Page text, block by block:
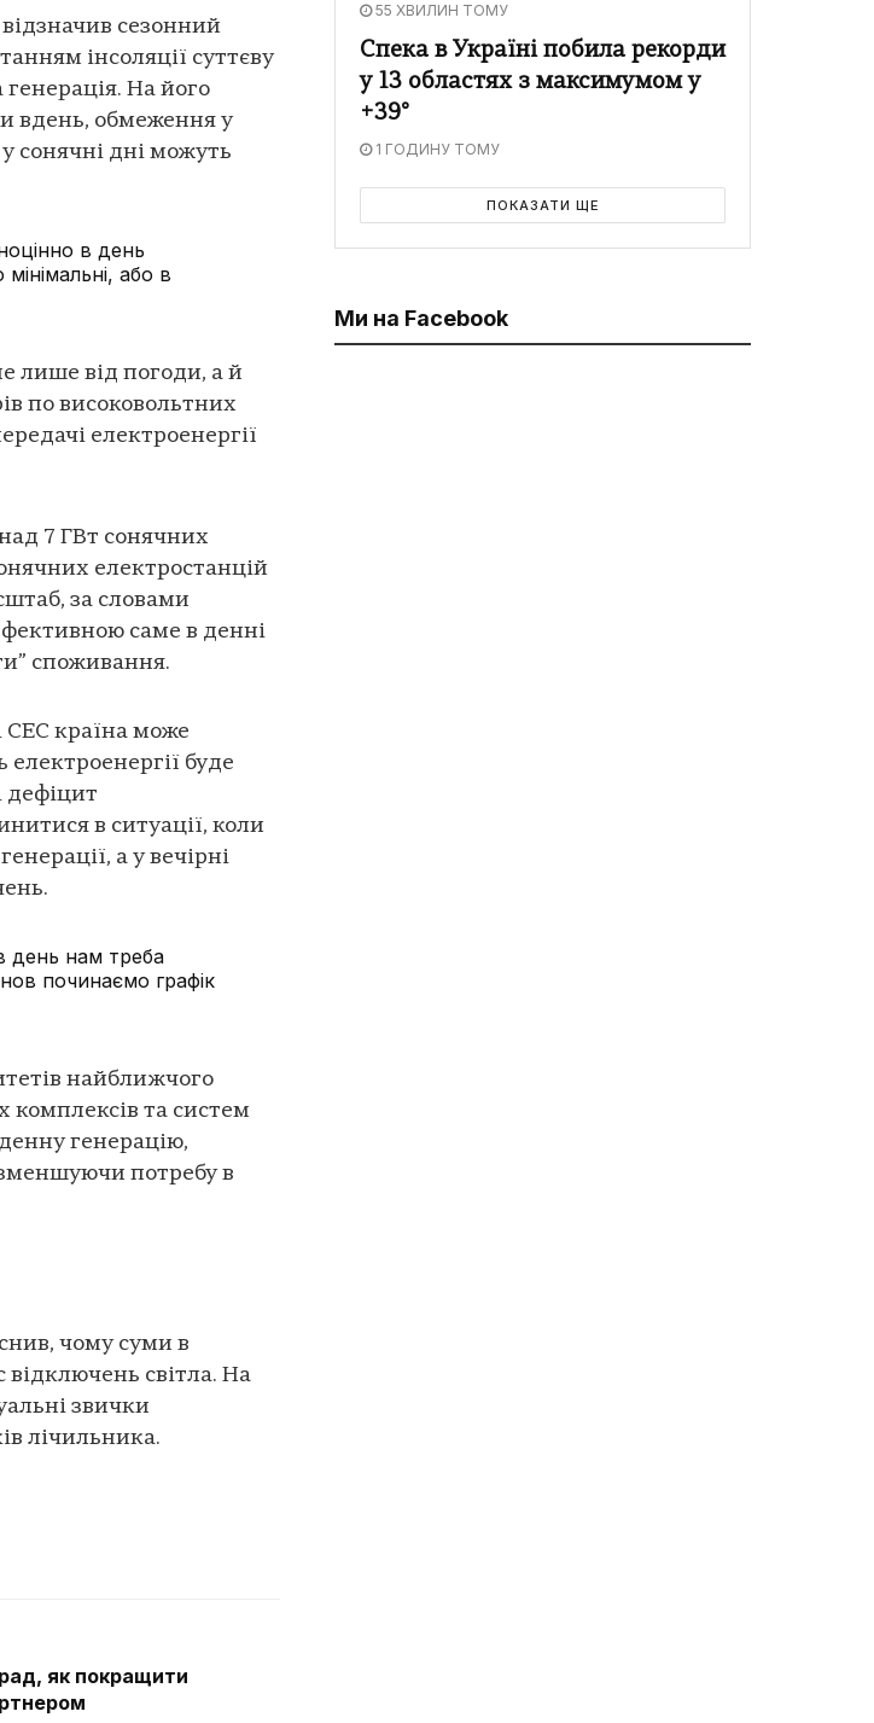
сезонний
інсоляції суттєву
На його
вдень, обмеження у
сонячні дні можуть
в день
або в
лише від погоди, а й
по високовольтних
електроенергії
7 ГВт сонячних
електростанцій
за словами
саме в денні
споживання.
СЕС країна може
буде
дефіцит
в ситуації, коли
а у вечірні
день нам треба
починаємо графік
найближчого
та систем
генерацію,
зменшуючи потребу в
чому суми в
відключень світла. На
звички
лічильника.
як покращити
55 ХВИЛИН ТОМУ
Спека в Україні побила рекорди
у 13 областях з максимумом у
+39°
1 ГОДИНУ ТОМУ
ПОКАЗАТИ ЩЕ
Ми на Facebook